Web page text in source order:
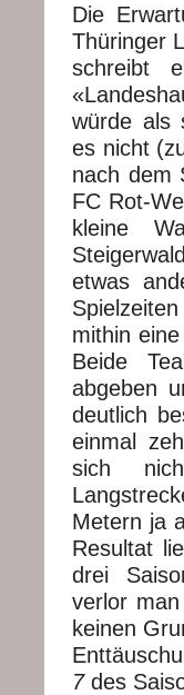
Die
Thüringer
schreibt
würde als
es nicht
nach dem
FC Rot-
kleine
etwas
mithin
Beide
abgeben
deutlich
einmal
sich
Metern ja
Resultat
drei
verlor
keinen
7des